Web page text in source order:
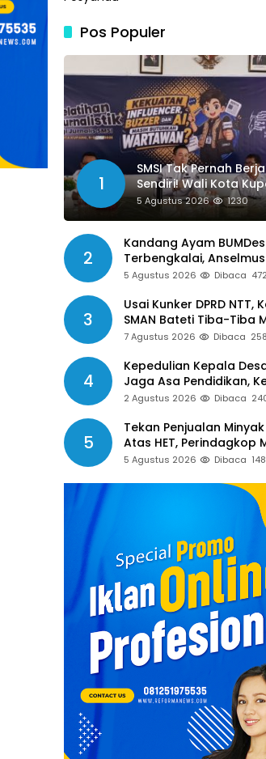
Pos Populer
1
SMSI Tak Pernah
Sendiri! Wali Kota
Siap Libatkan
Publikasi Program
5 Agustus 2026 1230
2
Kandang Ayam BUMDes Renrua
Terbengkalai, Anselmus
Belum Rampung, Hak
5 Agustus 2026 Dibaca
3
Usai Kunker DPRD NTT,
SMAN Bateti Tiba-Tiba
Gelar Rapat Mendadak,
Belum Dibayar
7 Agustus 2026 Dibaca
4
Kepedulian Kepala
Jaga Asa Pendidikan,
Guru Sampaikan
2 Agustus 2026 Dibaca
5
Tekan Penjualan
Atas HET, Perindagkop
Siapkan Spanduk dan
5 Agustus 2026 Dibaca